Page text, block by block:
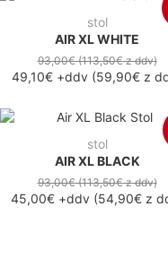
stol
AIR XL WHITE
93,00€(113,50€z ddv)
49,10€ +ddv (59,90€ z
stol
AIR XL BLACK
93,00€(113,50€z ddv)
45,00€+ddv(54,90€z